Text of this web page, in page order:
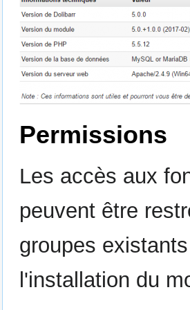
Permissions
Les accès aux
peuvent être
groupes
l'installation du